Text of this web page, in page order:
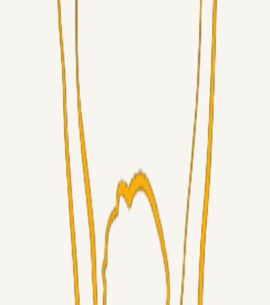
GulBlaaPuls
Kommer Jobbe hjem?
Masterclass
05. aug. 2026
Brøndby-TV og u-19
Alt det andet
04. aug. 2026
5. Forudsigelser op til Horsens kampen.
RasmusStephansen
Nørgaards Lever Hug, Skaktræk Mod En Utålmodig
RasmusStephansen
04. aug. 2026
Har GFH løsnet grebet...?
Superliga-truppen
04. aug. 2026
Medie: Tahirovic til Celtic for samlet 6 mio Euro
Superliga-truppen